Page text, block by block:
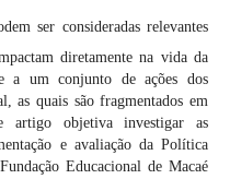
ser consideradas relevantes
diretamente na vida da
a um conjunto de ações dos
as quais são fragmentados em
artigo objetiva investigar as
e avaliação da Política
Educacional de Macaé